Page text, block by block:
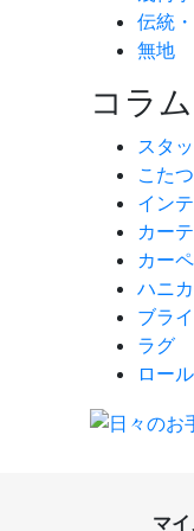
伝統
無地
コラ
スタ
こたつ
イン
カー
カー
ハニ
ブラ
ラグ
ロー
マ